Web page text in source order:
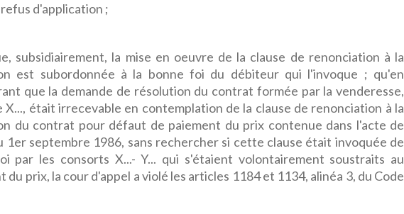
d'application ;
subsidiairement, la mise en oeuvre de la clause de renonciation à la
est subordonnée à la bonne foi du débiteur qui l'invoque ; qu'en
que la demande de résolution du contrat formée par la venderesse,
X..., était irrecevable en contemplation de la clause de renonciation à la
du contrat pour défaut de paiement du prix contenue dans l'acte de
1er septembre 1986, sans rechercher si cette clause était invoquée de
par les consorts X...- Y... qui s'étaient volontairement soustraits au
du prix, la cour d'appel a violé les articles 1184 et 1134, alinéa 3, du Code